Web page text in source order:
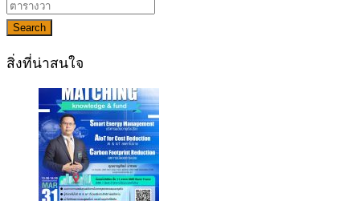
Search
สิ่งที่น่าสนใจ